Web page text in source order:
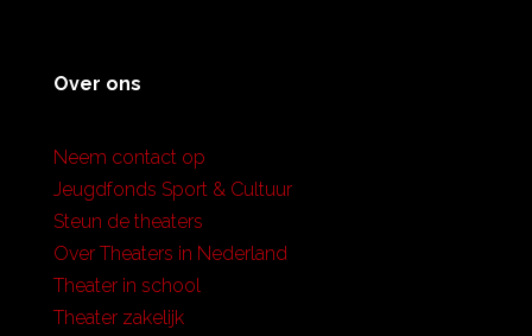
Over ons
Neem contact op
Jeugdfonds Sport & Cultuur
Steun de theaters
Over Theaters in Nederland
Theater in school
Theater zakelijk